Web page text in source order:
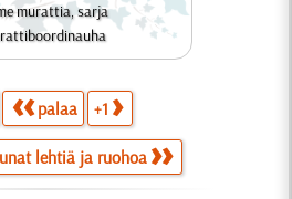
murattia, sarja
palaa +1
lehtiä ja ruohoa